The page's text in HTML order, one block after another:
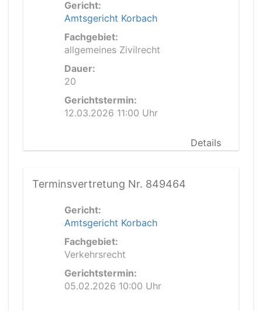
Gericht:
Amtsgericht Korbach
Fachgebiet:
allgemeines Zivilrecht
Dauer:
20
Gerichtstermin:
12.03.2026 11:00 Uhr
Details
Terminsvertretung Nr. 849464
Gericht:
Amtsgericht Korbach
Fachgebiet:
Verkehrsrecht
Gerichtstermin:
05.02.2026 10:00 Uhr